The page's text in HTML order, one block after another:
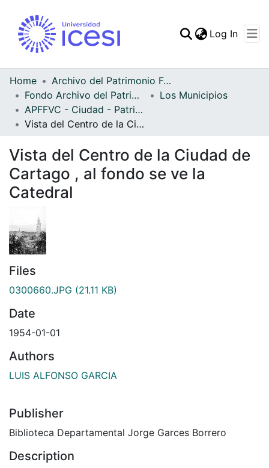
Statistics
Log In
Home
Archivo del Patrimonio Fotográfico y Fílmico del Valle del Cauca
Fondo Archivo del Patrimonio Fotográfico y Fílmico del Valle del Cauca
Los Municipios
APFFVC - Ciudad - Patrimonial
Vista del Centro de la Ciudad de Cartago , al fondo se ve la Catedral
Vista del Centro de la Ciudad de
Cartago , al fondo se ve la
Catedral
Files
0300660.JPG (21.11 KB)
Date
1954-01-01
Authors
LUIS ALFONSO GARCIA
Publisher
Biblioteca Departamental Jorge Garces Borrero
Description